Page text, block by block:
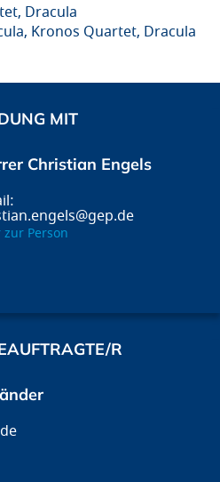
Dracula
Kronos Quartet, Dracula
MIT
Christian Engels
Person
R